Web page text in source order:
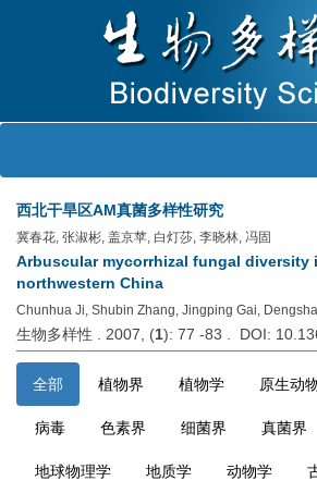
西北干旱区AM真菌多样性研究
冀春花, 张淑彬, 盖京苹, 白灯莎, 李晓林, 冯固
Arbuscular mycorrhizal fungal diversity
northwestern China
Chunhua Ji, Shubin Zhang, Jingping Gai,
生物多样性 . 2007, (1): 77 -83 . DOI:
全部 植物界 植物学 原生动
病毒 色素界 细菌界 真菌界
地球物理学 地质学 动物学